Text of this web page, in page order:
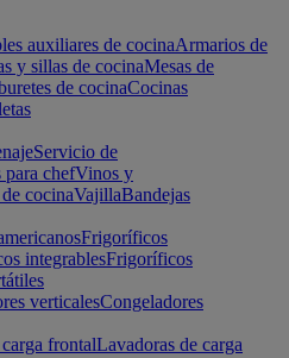
auxiliares de cocinaArmarios de
y sillas de cocinaMesas de
de cocinaCocinas
Servicio de
chefVinos y
cocinaVajillaBandejas
Frigoríficos
integrablesFrigoríficos
verticalesCongeladores
frontalLavadoras de carga